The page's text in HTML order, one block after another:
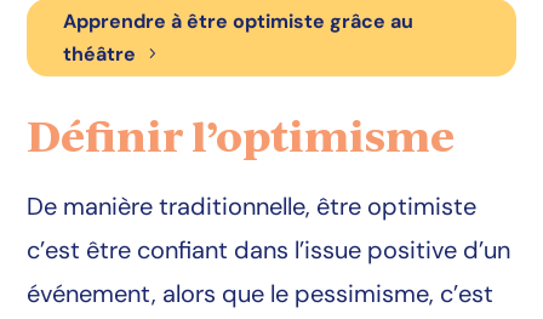
Apprendre à être optimiste grâce au
théâtre
Définir l’optimisme
De manière traditionnelle, être optimiste
c’est être confiant dans l’issue positive d’un
événement, alors que le pessimisme, c’est